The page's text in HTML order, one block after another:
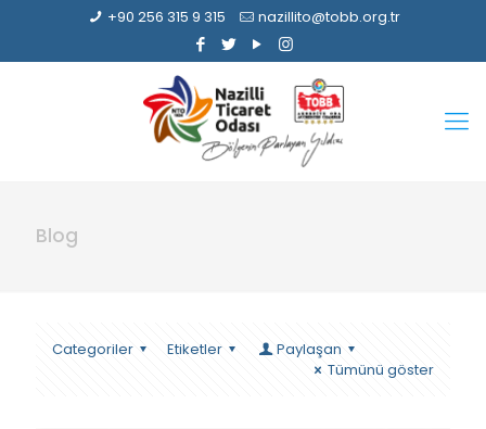
+90 256 315 9 315 nazillito@tobb.org.tr
Blog
Categoriler Etiketler
Paylaşan
Tümünü göster